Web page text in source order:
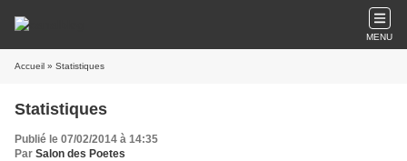
MENU
Accueil » Statistiques
Statistiques
Publié le 07/02/2014 à 14:35
Par Salon des Poetes